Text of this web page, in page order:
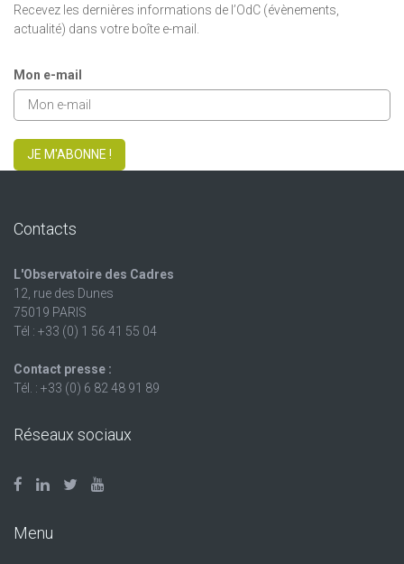
Recevez les dernières informations de l’OdC (évènements,
actualité) dans votre boîte e-mail.
Mon e-mail
JE M'ABONNE !
Contacts
L'Observatoire des Cadres
12, rue des Dunes
75019 PARIS
Tél : +33 (0) 1 56 41 55 04
Contact presse :
Tél. : +33 (0) 6 82 48 91 89
Réseaux sociaux
Menu